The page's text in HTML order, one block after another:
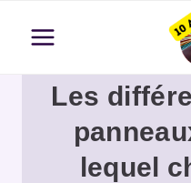
contenu
Les
lequel